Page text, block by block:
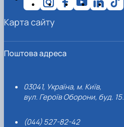
Поштова адреса
03041, Україна, м. Київ,
вул. Героїв Оборони, буд. 15.
(044) 527-82-42
Карта сайту